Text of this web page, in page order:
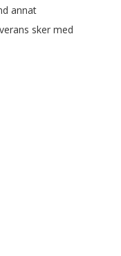
annat
sker med